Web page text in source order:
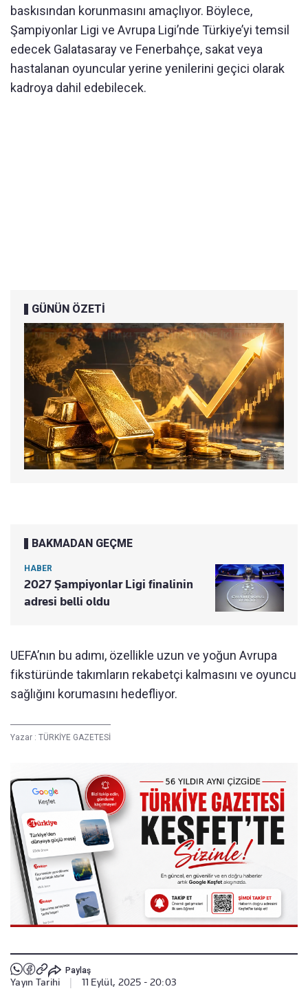
baskısından korunmasını amaçlıyor. Böylece,
Şampiyonlar Ligi ve Avrupa Ligi’nde Türkiye’yi temsil
edecek Galatasaray ve Fenerbahçe, sakat veya
hastalanan oyuncular yerine yenilerini geçici olarak
kadroya dahil edebilecek.
GÜNÜN ÖZETİ
BAKMADAN GEÇME
HABER
2027 Şampiyonlar Ligi finalinin
adresi belli oldu
UEFA’nın bu adımı, özellikle uzun ve yoğun Avrupa
fikstüründe takımların rekabetçi kalmasını ve oyuncu
sağlığını korumasını hedefliyor.
Yazar : TÜRKİYE GAZETESİ
Paylaş
Yayın Tarihi 11 Eylül, 2025 - 20:03